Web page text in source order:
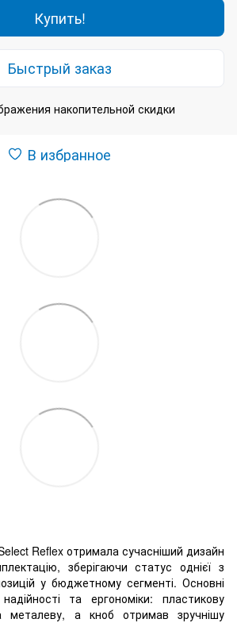
Купить!
Быстрый заказ
накопительной скидки
В избранное
Reflex отримала сучасніший дизайн
зберігаючи статус однієї з
у бюджетному сегменті. Основні
та ергономіки: пластикову
металеву, а кноб отримав зручнішу